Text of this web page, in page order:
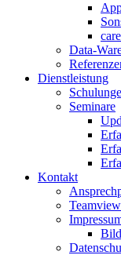
Data-
Dienstleistung
Seminare
Kontakt